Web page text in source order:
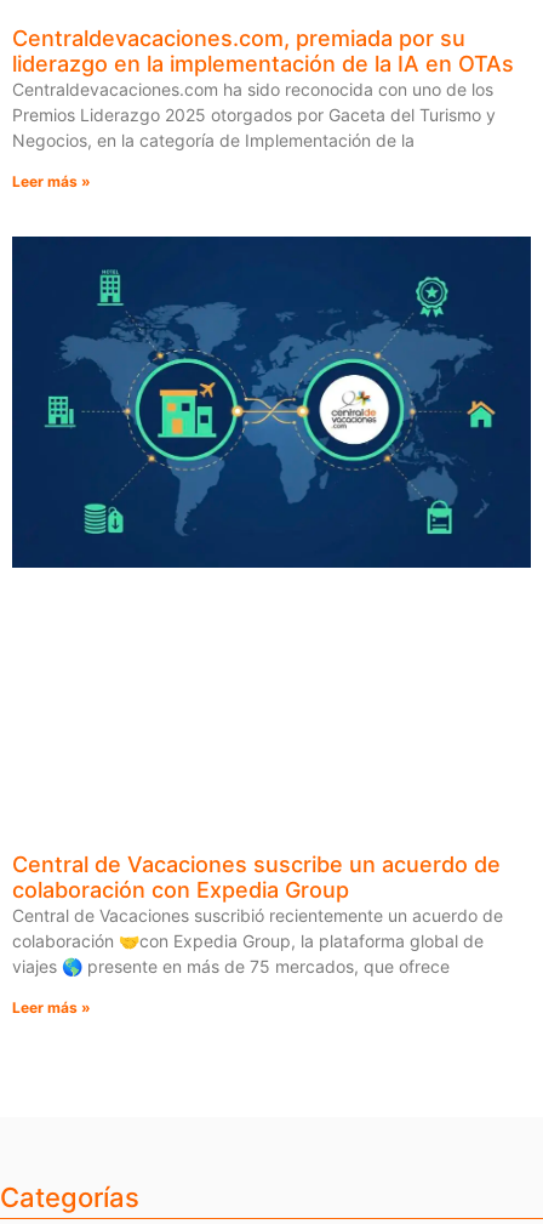
Centraldevacaciones.com, premiada por su
liderazgo en la implementación de la IA en OTAs
Centraldevacaciones.com ha sido reconocida con uno de los
Premios Liderazgo 2025 otorgados por Gaceta del Turismo y
Negocios, en la categoría de Implementación de la
Leer más »
Central de Vacaciones suscribe un acuerdo de
colaboración con Expedia Group
Central de Vacaciones suscribió recientemente un acuerdo de
colaboración 🤝con Expedia Group, la plataforma global de
viajes 🌎 presente en más de 75 mercados, que ofrece
Leer más »
Categorías